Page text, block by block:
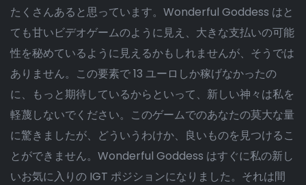
たくさんあると思っています。Wonderful Goddess はと
ても甘いビデオゲームのように見え、大きな支払いの可能
性を秘めているように見えるかもしれませんが、そうでは
ありません。この要素で 13 ユーロしか稼げなかったの
に、もっと期待しているからといって、新しい神々は私を
軽蔑しないでください。このゲームでのあなたの莫大な量
に驚きましたが、どういうわけか、良いものを見つけるこ
とができません。Wonderful Goddess はすぐに私の新し
いお気に入りの IGT ポジションになりました。それは間